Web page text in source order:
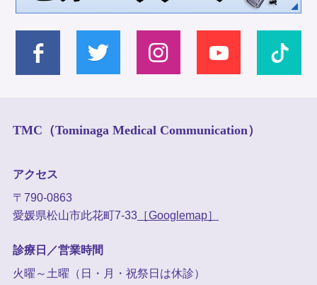
TMC（Tominaga Medical Communication）
アクセス
〒790-0863
愛媛県松山市此花町7-33［Googlemap］
診療日／営業時間
火曜～土曜（日・月・祝祭日は休診）